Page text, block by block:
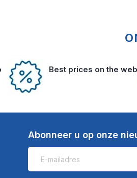
Best prices on the web
Abonneer u op onze